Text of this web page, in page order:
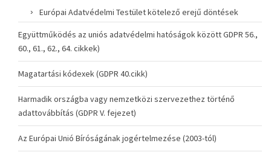
Európai Adatvédelmi Testület kötelező erejű döntések
Együttműködés az uniós adatvédelmi hatóságok között GDPR 56.,
60., 61., 62., 64. cikkek)
Magatartási kódexek (GDPR 40.cikk)
Harmadik országba vagy nemzetközi szervezethez történő
adattovábbítás (GDPR V. fejezet)
Az Európai Unió Bíróságának jogértelmezése (2003-tól)